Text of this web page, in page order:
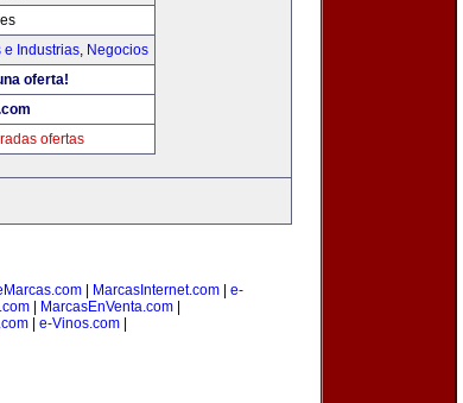
e Industrias, Negocios
oferta!
ofertas
| MarcasInternet.com| e-
MarcasEnVenta.com
| e-Vinos.com|